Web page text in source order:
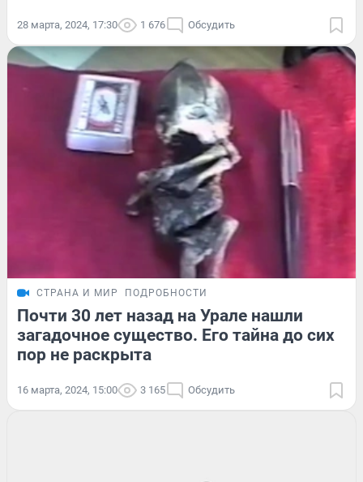
28 марта, 2024, 17:30 1 676 Обсудить
СТРАНА И МИР ПОДРОБНОСТИ
Почти 30 лет назад на Урале нашли
загадочное существо. Его тайна до сих
пор не раскрыта
16 марта, 2024, 15:00 3 165 Обсудить